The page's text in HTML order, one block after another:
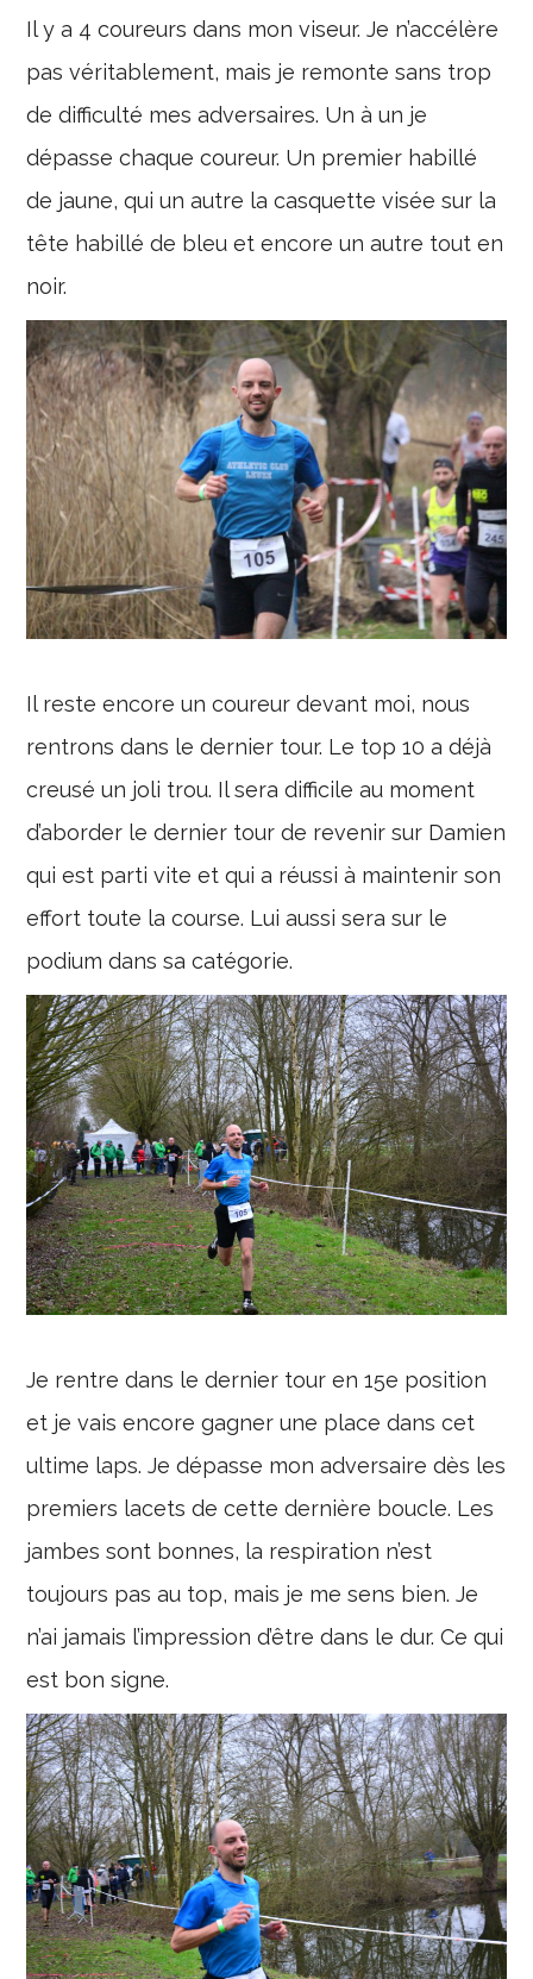
Il y a 4 coureurs dans mon viseur. Je n’accélère
pas véritablement, mais je remonte sans trop
de difficulté mes adversaires. Un à un je
dépasse chaque coureur. Un premier habillé
de jaune, qui un autre la casquette visée sur la
tête habillé de bleu et encore un autre tout en
noir.
Il reste encore un coureur devant moi, nous
rentrons dans le dernier tour. Le top 10 a déjà
creusé un joli trou. Il sera difficile au moment
d’aborder le dernier tour de revenir sur Damien
qui est parti vite et qui a réussi à maintenir son
effort toute la course. Lui aussi sera sur le
podium dans sa catégorie.
Je rentre dans le dernier tour en 15e position
et je vais encore gagner une place dans cet
ultime laps. Je dépasse mon adversaire dès les
premiers lacets de cette dernière boucle. Les
jambes sont bonnes, la respiration n’est
toujours pas au top, mais je me sens bien. Je
n’ai jamais l’impression d’être dans le dur. Ce qui
est bon signe.